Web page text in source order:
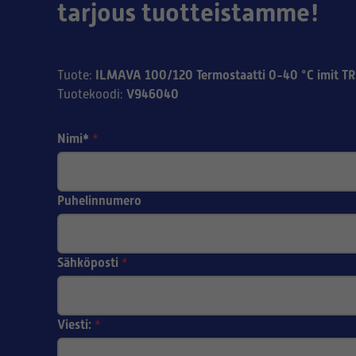
tarjous tuotteistamme!
Tuote: ILMAVA 100/120 Termostaatti 0-40 °C imit
Tuotekoodi: V946040
Nimi* *
Puhelinnumero
Sähköposti *
Viesti: *